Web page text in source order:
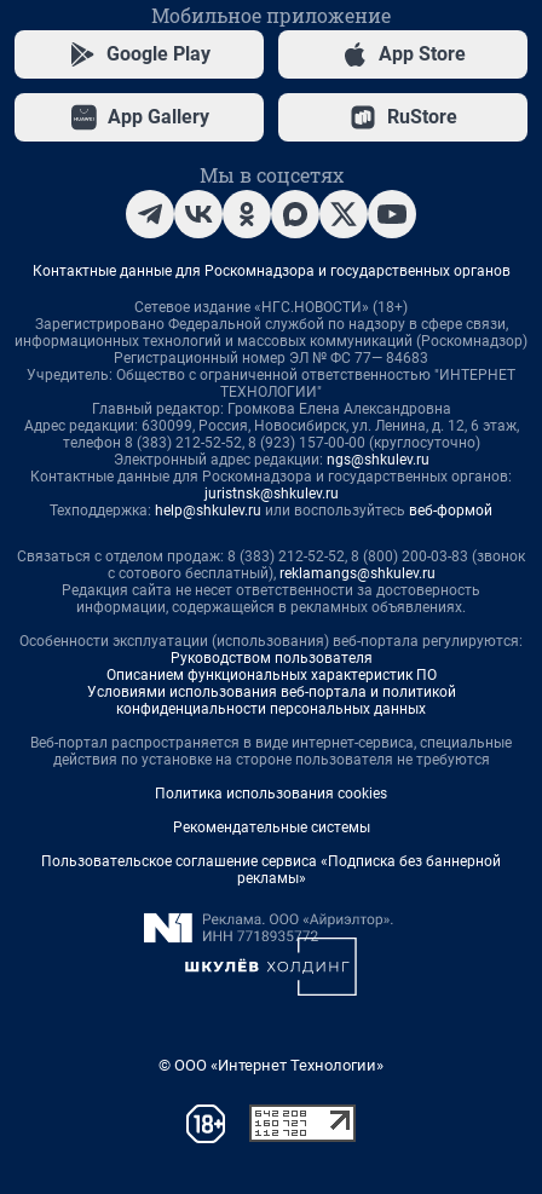
Мобильное приложение
Google Play App Store
App Gallery RuStore
Мы в соцсетях
Контактные данные для Роскомнадзора и государственных органов
Сетевое издание «НГС.НОВОСТИ» (18+)
Зарегистрировано Федеральной службой по надзору в сфере связи,
информационных технологий и массовых коммуникаций (Роскомнадзор)
Регистрационный номер ЭЛ № ФС 77— 84683
Учредитель: Общество с ограниченной ответственностью "ИНТЕРНЕТ
ТЕХНОЛОГИИ"
Главный редактор: Громкова Елена Александровна
Адрес редакции: 630099, Россия, Новосибирск, ул. Ленина, д. 12, 6 этаж,
телефон 8 (383) 212-52-52, 8 (923) 157-00-00 (круглосуточно)
Электронный адрес редакции: ngs@shkulev.ru
Контактные данные для Роскомнадзора и государственных органов:
juristnsk@shkulev.ru
Техподдержка: help@shkulev.ru или воспользуйтесь веб-формой
Связаться с отделом продаж: 8 (383) 212-52-52, 8 (800) 200-03-83 (звонок
с сотового бесплатный), reklamangs@shkulev.ru
Редакция сайта не несет ответственности за достоверность
информации, содержащейся в рекламных объявлениях.
Особенности эксплуатации (использования) веб-портала регулируются:
Руководством пользователя
Описанием функциональных характеристик ПО
Условиями использования веб-портала и политикой
конфиденциальности персональных данных
Веб-портал распространяется в виде интернет-сервиса, специальные
действия по установке на стороне пользователя не требуются
Политика использования cookies
Рекомендательные системы
Пользовательское соглашение сервиса «Подписка без баннерной
рекламы»
© ООО «Интернет Технологии»